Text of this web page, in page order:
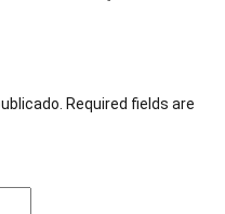
Required fields are